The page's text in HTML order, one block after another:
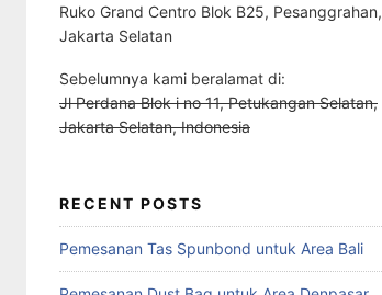
Ruko Grand Centro Blok B25, Pesanggrahan,
Jakarta Selatan
Sebelumnya kami beralamat di:
Jl Perdana Blok i no 11, Petukangan Selatan,
Jakarta Selatan, Indonesia
RECENT POSTS
Pemesanan Tas Spunbond untuk Area Bali